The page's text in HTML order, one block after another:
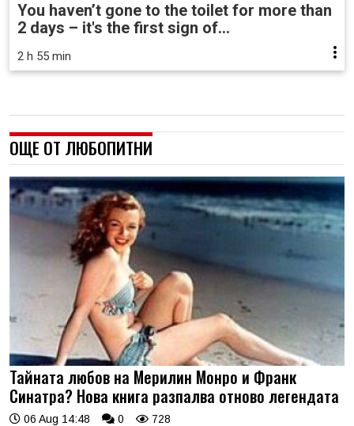
You haven’t gone to the toilet for more than
2 days – it's the first sign of...
2 h 55 min
ОЩЕ ОТ ЛЮБОПИТНИ
Тайната любов на Мерилин Монро и Франк
Синатра? Нова книга разпалва отново легендата
06 Aug 14:48 0 728